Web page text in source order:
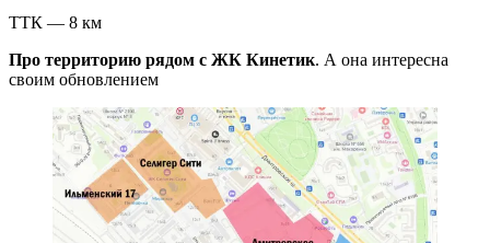
ТТК — 8 км
Про территорию рядом с ЖК Кинетик. А она интересна
своим обновлением